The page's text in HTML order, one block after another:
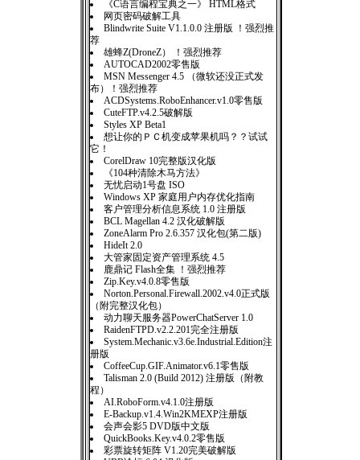
《C语言编程宝典之一》 HTML格式
网页密码破解工具
Blindwrite Suite V1.1.0.0 注册版 ！强烈推
荐
雄蜂Z(DroneZ） ！强烈推荐
AUTOCAD2002零售版
MSN Messenger 4.5 （微软还没正式发
布）！强烈推荐
ACDSystems.RoboEnhancer.v1.0零售版
CuteFTP.v4.2.5破解版
Styles XP Beta1
想让你的ＰＣ机变成苹果机吗？？试试
它！
CorelDraw 10完整版汉化版
《104种清除木马方法》
无忧启动1号盘 ISO
Windows XP 家庭用户内存优化指南
客户管理分析信息系统 1.0 注册版
BCL Magellan 4.2 汉化破解版
ZoneAlarm Pro 2.6.357 汉化包(第二版)
HideIt 2.0
大管家固定资产管理系统 4.5
鹿鼎记 Flash全集 ！强烈推荐
Zip.Key.v4.0.8零售版
Norton.Personal.Firewall.2002.v4.0正式版
（附完整汉化包）
动力聊天服务器PowerChatServer 1.0
RaidenFTPD.v2.2.201完全注册版
System.Mechanic.v3.6e.Industrial.Edition注
册版
CoffeeCup.GIF.Animator.v6.1零售版
Talisman 2.0 (Build 2012) 注册版（附教
程）
AI.RoboForm.v4.1.0注册版
E-Backup.v1.4.Win2KMEXP注册版
会声会影5 DVD版中文版
QuickBooks.Key.v4.0.2零售版
彩票旋转矩阵 V1.20完美破解版